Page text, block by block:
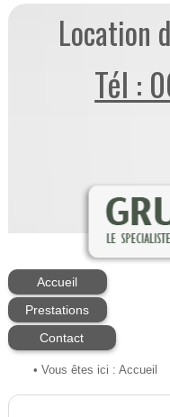
Location
Tél :
Accueil
Prestations
Contact
• Vous êtes ici : Accueil